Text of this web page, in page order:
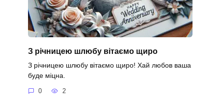
З річницею шлюбу вітаємо щиро
З річницею шлюбу вітаємо щиро! Хай любов ваша
буде міцна.
0 2